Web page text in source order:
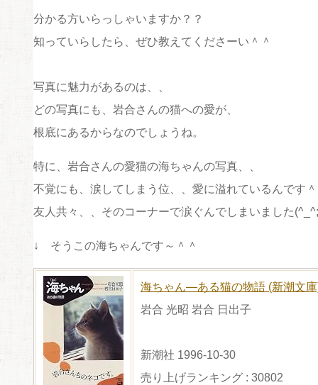
分かる方いらっしゃいますか？？
知っていらしたら、ぜひ教えてくださーい＾＾
写真に魅力があるのは、、
どの写真にも、岩合さんの猫への愛が、
根底にあるからなのでしょうね。
特に、岩合さんの愛猫の海ちゃんの写真、、
不覚にも、涙してしまう位、、愛に溢れているんです
友人共々、、そのコーナーで涙ぐんでしまいました
↓ そうこの海ちゃんです～＾＾
海ちゃん―ある猫の物語 (新潮文
岩合 光昭 岩合 日出子
新潮社 1996-10-30
売り上げランキング : 30802